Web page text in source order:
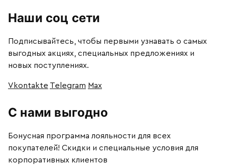
Наши соц сети
Подписывайтесь, чтобы первыми узнавать о самых
выгодных акциях, специальных предложениях и
новых поступлениях.
Vkontakte Telegram Max
С нами выгодно
Бонусная программа лояльности для всех
покупателей! Скидки и специальные условия для
корпоративных клиентов